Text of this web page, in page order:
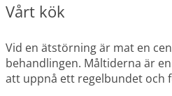
Vårt kök
Vid en ätstörning är mat en
behandlingen. Måltiderna är
att uppnå ett regelbundet och